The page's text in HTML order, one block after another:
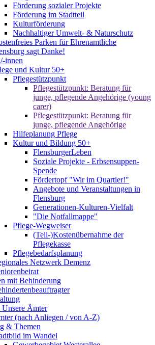
Förderung sozialer Projekte
Förderung im Stadtteil
Kulturförderung
Nachhaltiger Umwelt- & Naturschutz
Parken für Ehrenamtliche
sagt Danke!
innen
und Kultur 50+
Pflegestützpunkt
Pflegestützpunkt: Beratung für
junge, pflegende Angehörige (young
carer)
Pflegestützpunkt: Beratung für
junge, pflegende Angehörige
Hilfeplanung Pflege
Kultur und Bildung 50+
FlensburgerLeben
Soziale Projekte - Erbsensuppen-
Spende
Fördertopf "Wir im Quartier!"
Angebote und Veranstaltungen in
Flensburg
Generationen-Kulturen-Vielfalt
"Die Notfallmappe"
Pflege-Wegweiser
(Teil-)Kostenübernahme der
Pflegekasse
Pflegebedarfsplanung
Netzwerk Demenz
mit Behinderung
Ämter
(nach Anliegen / von A-Z)
& Themen
im Wandel